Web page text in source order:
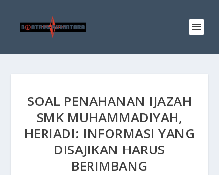
SOAL PENAHANAN IJAZAH
SMK MUHAMMADIYAH,
HERIADI: INFORMASI YANG
DISAJIKAN HARUS
BERIMBANG